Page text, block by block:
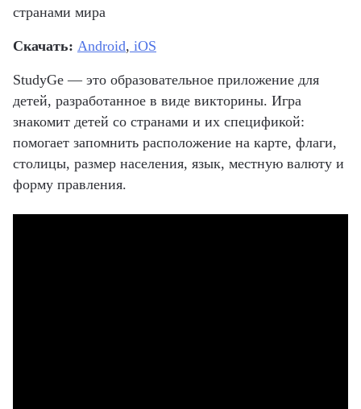
странами мира
Скачать: Android, iOS
StudyGe — это образовательное приложение для
детей, разработанное в виде викторины. Игра
знакомит детей со странами и их спецификой:
помогает запомнить расположение на карте, флаги,
столицы, размер населения, язык, местную валюту и
форму правления.